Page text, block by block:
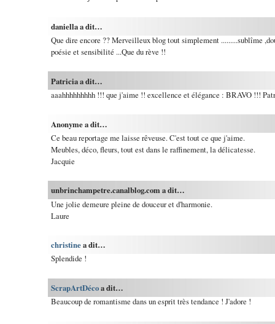
daniella a dit…
Que dire encore ?? Merveilleux blog tout simplement .........sublîme
poésie et sensibilité ...Que du rève !!
Patricia a dit…
aaahhhhhhhhh !!! que j'aime !! excellence et élégance : BRAVO !!!
Anonyme a dit…
Ce beau reportage me laisse rêveuse. C'est tout ce que j'aime.
Meubles, déco, fleurs, tout est dans le raffinement, la délicatesse.
Jacquie
unbrinchampetre.canalblog.com a dit…
Une jolie demeure pleine de douceur et d'harmonie.
Laure
christinea dit…
Splendide !
ScrapArtDécoa dit…
Beaucoup de romantisme dans un esprit très tendance ! J'adore !